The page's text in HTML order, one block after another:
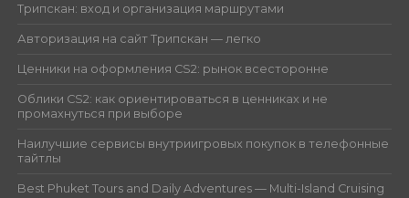
Трипскан: вход и организация маршрутами
Авторизация на сайт Трипскан — легко
Ценники на оформления CS2: рынок всесторонне
Облики CS2: как ориентироваться в ценниках и не
промахнуться при выборе
Наилучшие сервисы внутриигровых покупок в телефонные
тайтлы
Best Phuket Tours and Daily Adventures — Multi-Island Cruising